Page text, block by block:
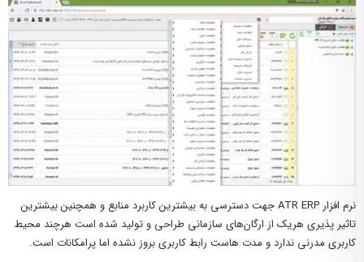
نرم افزار ATR ERP جهت دسترسی به بیشترین کاربرد منابع و همچنین بیشترین
تاثیر پذیری هریک از ارگان‌های سازمانی طراحی و تولید شده است هرچند محیط
کاربری مدرنی ندارد و مدت هاست رابط کاربری بروز نشده اما پرامکانات است.